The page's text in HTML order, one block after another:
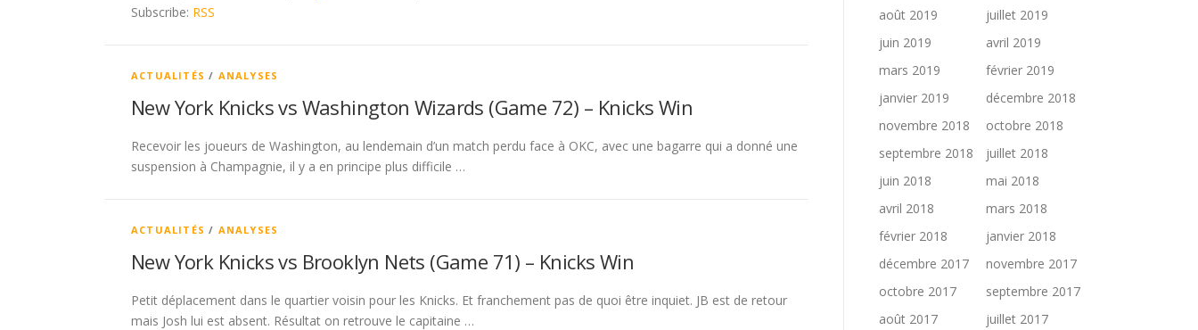
Subscribe: RSS
ACTUALITÉS / ANALYSES
New York Knicks vs Washington Wizards (Game 72) – Knicks Win
Recevoir les joueurs de Washington, au lendemain d’un match perdu face à OKC, avec une bagarre qui a donné une
suspension à Champagnie, il y a en principe plus difficile …
ACTUALITÉS / ANALYSES
New York Knicks vs Brooklyn Nets (Game 71) – Knicks Win
Petit déplacement dans le quartier voisin pour les Knicks. Et franchement pas de quoi être inquiet. JB est de retour
mais Josh lui est absent. Résultat on retrouve le capitaine …
août 2019
juillet 2019
juin 2019
avril 2019
mars 2019
février 2019
janvier 2019
décembre 2018
novembre 2018
octobre 2018
septembre 2018
juillet 2018
juin 2018
mai 2018
avril 2018
mars 2018
février 2018
janvier 2018
décembre 2017
novembre 2017
octobre 2017
septembre 2017
août 2017
juillet 2017